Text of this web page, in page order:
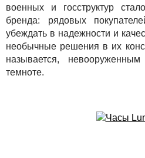
военных и госструктур
бренда: рядовых
убеждать в надежности и
необычные решения в их
называется,
темноте.